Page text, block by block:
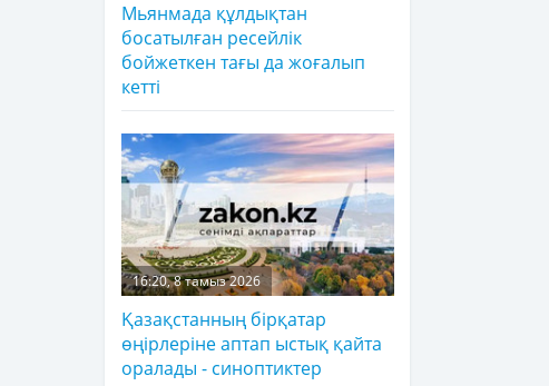
Мьянмада құлдықтан
босатылған ресейлік
бойжеткен тағы да жоғалып
кетті
16:20, 8 тамыз 2026
Қазақстанның бірқатар
өңірлеріне аптап ыстық қайта
оралады - синоптиктер